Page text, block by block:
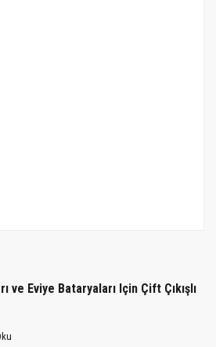
ve Eviye Bataryaları Için Çift Çıkışlı